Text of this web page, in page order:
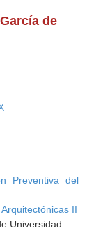
de
Preventiva del
II
Universidad